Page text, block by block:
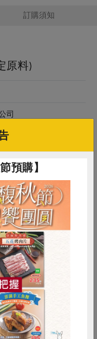
訂購須知
原料)
司
水、鹽、釀造酒精
存10個月，開封後請
之百自然發酵，不添
、漂白劑
菜心、蘿蔔、白菜、
抹上薄薄一層，然後
醃漬入味
時間變深屬正常現象
減硝酸鹽
買
預購】